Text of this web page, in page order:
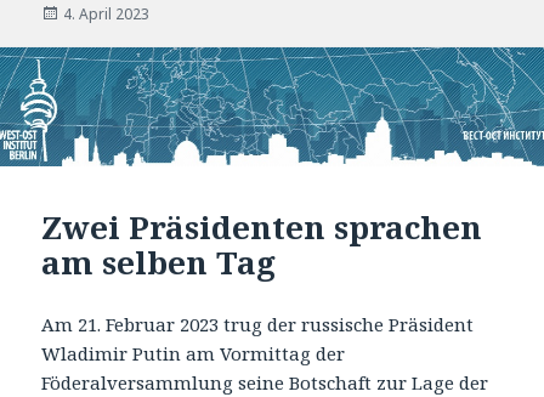
Veröffentlicht
4. April 2023
Zwei Präsidenten sprachen
am selben Tag
Am 21. Februar 2023 trug der russische Präsident
Wladimir Putin am Vormittag der
Föderalversammlung seine Botschaft zur Lage der